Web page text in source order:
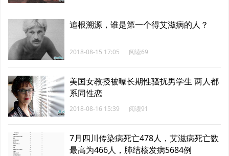
追根溯源，谁是第一个得艾滋病的人？
2018-08-15 17:05 阅读69
美国女教授被曝长期性骚扰男学生 两人都
系同性恋
2018-08-16 15:39 阅读91
7月四川传染病死亡478人，艾滋病死亡数
最高为466人，肺结核发病5684例